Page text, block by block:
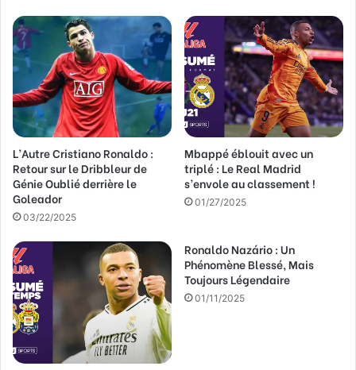
r
e
a
d
e
s
s
e
E
m
a
i
L’Autre Cristiano Ronaldo :
Retour sur le Dribbleur de
Génie Oublié derrière le
Goleador
03/22/2025
Mbappé éblouit avec un
triplé : Le Real Madrid
s’envole au classement !
01/27/2025
Ronaldo Nazário : Un
Phénomène Blessé, Mais
Toujours Légendaire
01/11/2025